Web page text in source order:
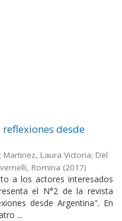
desde
Laura Victoria; Del
Romina (2017)
a los actores interesados
el N°2 de la revista
desde Argentina". En
...